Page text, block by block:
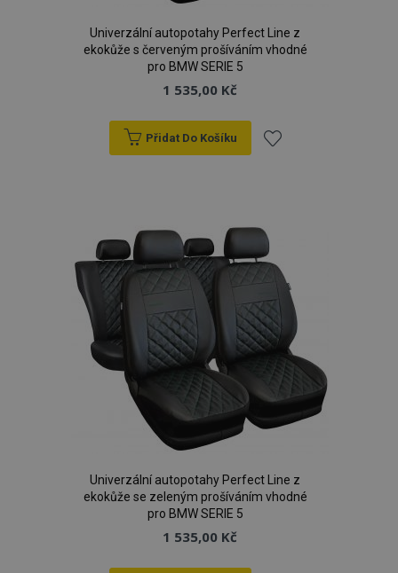
Univerzální autopotahy Perfect Line z
ekokůže s červeným prošíváním vhodné
pro BMW SERIE 5
1 535,00 Kč
Přidat Do Košíku
oblíbeným
Univerzální autopotahy Perfect Line z
ekokůže se zeleným prošíváním vhodné
pro BMW SERIE 5
1 535,00 Kč